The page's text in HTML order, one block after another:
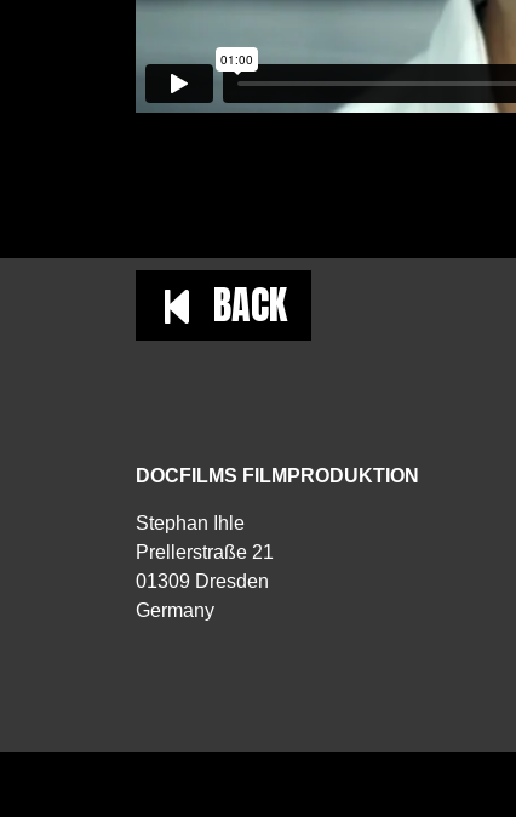
BACK
DOCFILMS FILMPRODUKTION
Stephan Ihle
Prellerstraße 21
01309 Dresden
Germany